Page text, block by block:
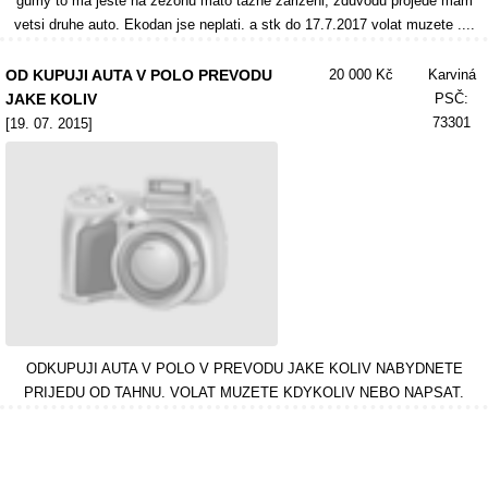
vetsi druhe auto. Ekodan jse neplati. a stk do 17.7.2017 volat muzete ....
OD KUPUJI AUTA V POLO PREVODU
JAKE KOLIV
[19. 07. 2015]
20 000 Kč
Karviná
PSČ:
73301
ODKUPUJI AUTA V POLO V PREVODU JAKE KOLIV NABYDNETE
PRIJEDU OD TAHNU. VOLAT MUZETE KDYKOLIV NEBO NAPSAT.